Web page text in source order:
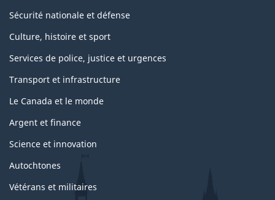
Sécurité nationale et défense
Culture, histoire et sport
Services de police, justice et urgences
Transport et infrastructure
Le Canada et le monde
Argent et finance
Science et innovation
Autochtones
Vétérans et militaires